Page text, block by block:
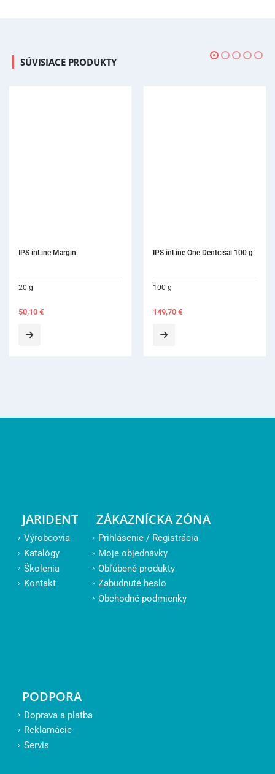
SÚVISIACE PRODUKTY
IPS inLine One Dentcisal 100 g
100 g
149,70 €
JARIDENT
Výrobcovia
Katalógy
Školenia
Kontakt
ZÁKAZNÍCKA ZÓNA
Prihlásenie / Registrácia
Moje objednávky
Obľúbené produkty
Zabudnuté heslo
Obchodné podmienky
PODPORA
Doprava a platba
Reklamácie
Servis